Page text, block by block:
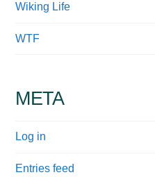
Wiking Life
WTF
META
Log in
Entries feed